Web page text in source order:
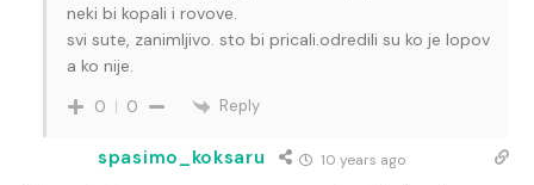
neki bi kopali i rovove.
svi sute, zanimljivo. sto bi pricali.odredili su ko je lopov
a ko nije.
0 0 Reply
spasimo_koksaru 10 years ago